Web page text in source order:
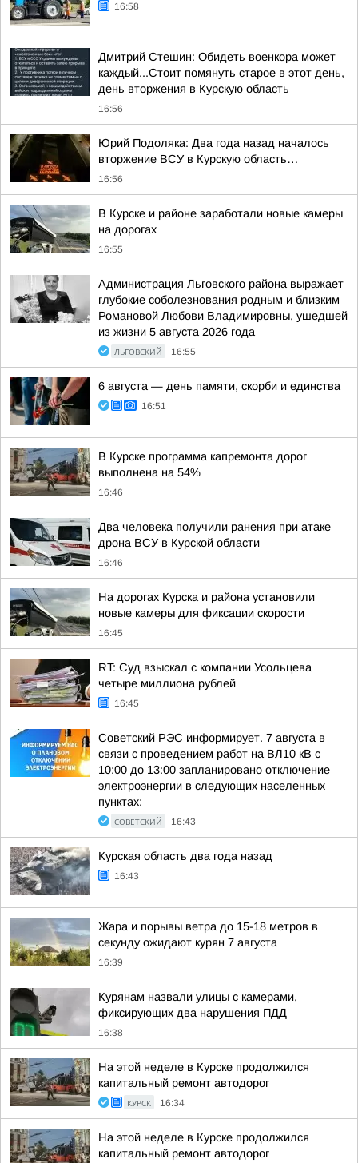
16:58
Дмитрий Стешин: Обидеть военкора может
каждый...Стоит помянуть старое в этот день,
день вторжения в Курскую область
16:56
Юрий Подоляка: Два года назад началось
вторжение ВСУ в Курскую область…
16:56
В Курске и районе заработали новые камеры
на дорогах
16:55
Администрация Льговского района выражает
глубокие соболезнования родным и близким
Романовой Любови Владимировны, ушедшей
из жизни 5 августа 2026 года
ЛЬГОВСКИЙ 16:55
6 августа — день памяти, скорби и единства
16:51
В Курске программа капремонта дорог
выполнена на 54%
16:46
Два человека получили ранения при атаке
дрона ВСУ в Курской области
16:46
На дорогах Курска и района установили
новые камеры для фиксации скорости
16:45
RT: Суд взыскал с компании Усольцева
четыре миллиона рублей
16:45
Советский РЭС информирует. 7 августа в
связи с проведением работ на ВЛ10 кВ с
10:00 до 13:00 запланировано отключение
электроэнергии в следующих населенных
пунктах:
СОВЕТСКИЙ 16:43
Курская область два года назад
16:43
Жара и порывы ветра до 15-18 метров в
секунду ожидают курян 7 августа
16:39
Курянам назвали улицы с камерами,
фиксирующих два нарушения ПДД
16:38
На этой неделе в Курске продолжился
капитальный ремонт автодорог
КУРСК 16:34
На этой неделе в Курске продолжился
капитальный ремонт автодорог